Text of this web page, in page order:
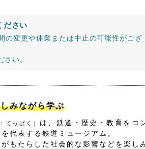
ださい
の変更や休業または中止の可能性がござ
い。
みながら学ぶ
てっぱく） は、鉄道・歴史・教育をコ
代表する鉄道ミュージアム。
もたらした社会的な影響などを楽し